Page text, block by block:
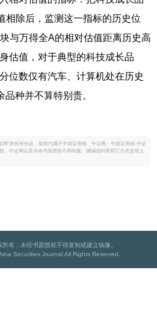
相除后，监测这一指标的历史位
与万得全A的相对估值距离历史高
估值，对于典型的科技成长品
位数仅有汽车、计算机处在历史
品种并不算特别贵。
”的所有作品，版权均属于中国证券报、中证网。中国证券报·中证
、中证网以及作者书面授权不得转载、摘编或利用其它方式使用上
有，未经书面授权不得复制或建立镜像。
Securities Journal.All Rights Reserved.